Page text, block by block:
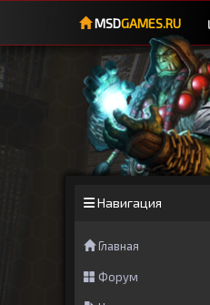
MSDGAMES.RU
Навигация
Главная
Форум